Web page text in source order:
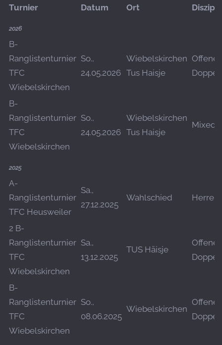
Turnier Datum Ort
2026
B-
Ranglistenturnier
TFC
Wiebelskirchen
So.,
24.05.2026
Wiebelskirchen
Tus Haisje
Offenes
Doppel
B-
Ranglistenturnier
TFC
Wiebelskirchen
So.,
24.05.2026
Wiebelskirchen
Tus Haisje
Mixed
2025
A-
Ranglistenturnier
TFC Heusweiler
Sa.,
27.12.2025
Wahlschied
2 B-
Ranglistenturnier
TFC
Wiebelskirchen
Sa.,
13.12.2025
TUS Häisje
Offenes
Doppel
B-
Ranglistenturnier
TFC
Wiebelskirchen
So.,
08.06.2025
Wiebelskirchen
Offenes
Doppel